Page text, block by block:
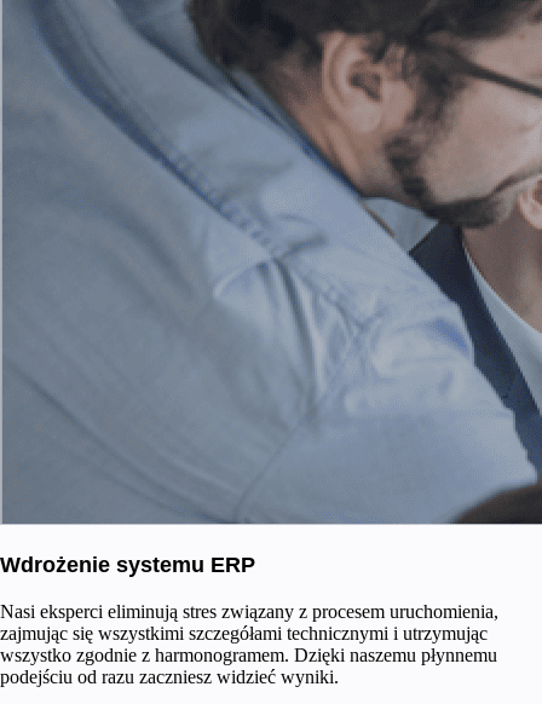
Wdrożenie systemu ERP
Nasi eksperci eliminują stres związany z procesem uruchomienia,
zajmując się wszystkimi szczegółami technicznymi i utrzymując
wszystko zgodnie z harmonogramem. Dzięki naszemu płynnemu
podejściu od razu zaczniesz widzieć wyniki.